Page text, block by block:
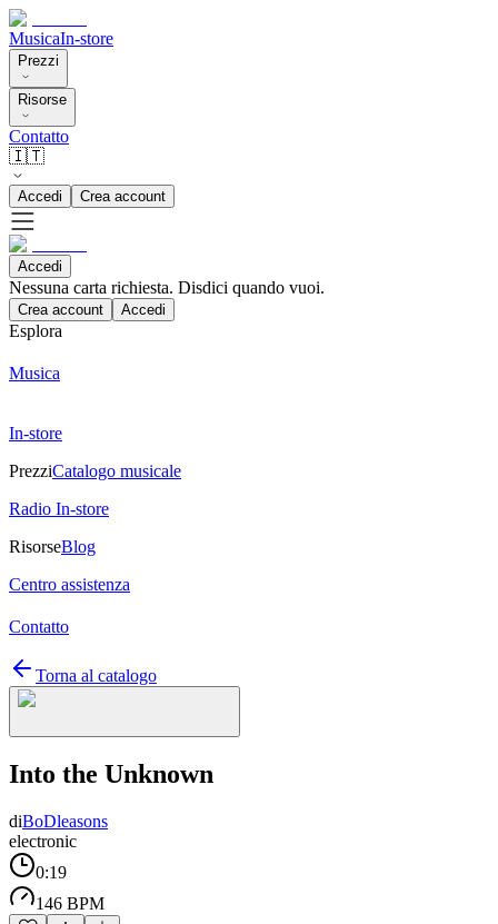
MusicaIn-store
Prezzi
Risorse
Contatto
🇮🇹
Accedi Crea account
Accedi
Nessuna carta richiesta. Disdici quando vuoi.
Crea account Accedi
Esplora
Musica
In-store
PrezziCatalogo musicale
Radio In-store
RisorseBlog
Centro assistenza
Contatto
Torna al catalogo
Into the Unknown
diBoDleasons
electronic
0:19
146 BPM